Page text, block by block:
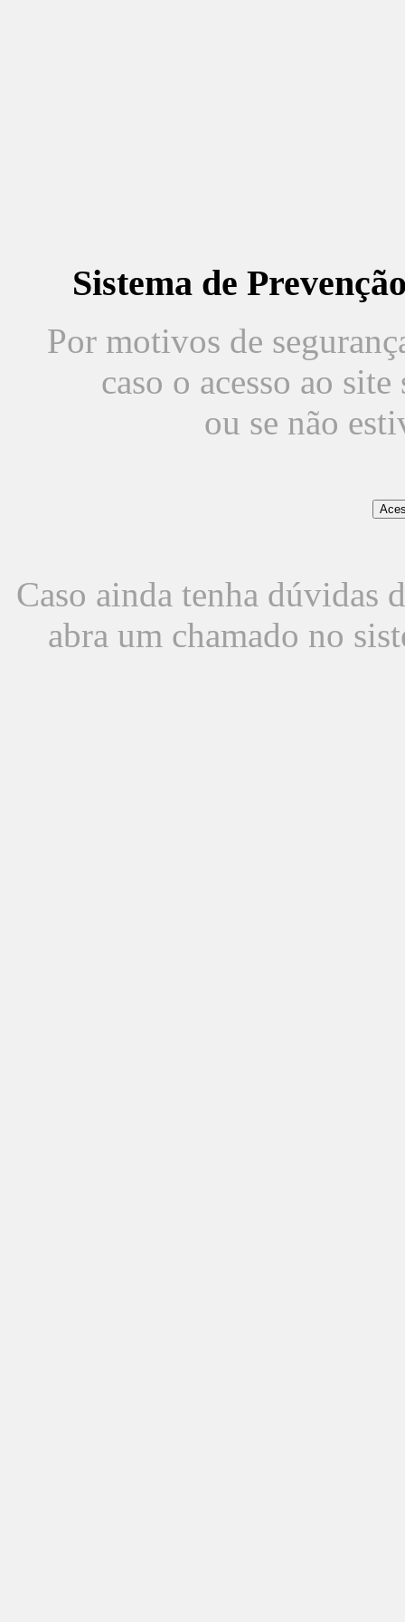
Sistema de
Por motivos de
caso o acesso ao
ou se não
Caso ainda tenha dúvidas
abra um chamado no